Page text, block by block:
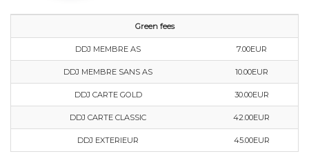
Green fees
DDJ MEMBRE AS 7.00EUR
DDJ MEMBRE SANS AS 10.00EUR
DDJ CARTE GOLD 30.00EUR
DDJ CARTE CLASSIC 42.00EUR
DDJ EXTERIEUR 45.00EUR